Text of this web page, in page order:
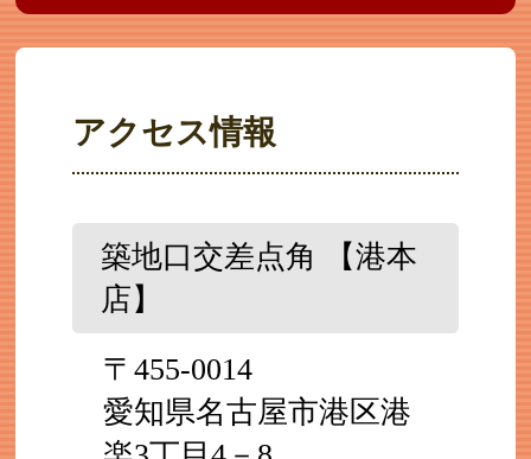
アクセス情報
築地口交差点角 【港本
店】
〒455-0014
愛知県名古屋市港区港